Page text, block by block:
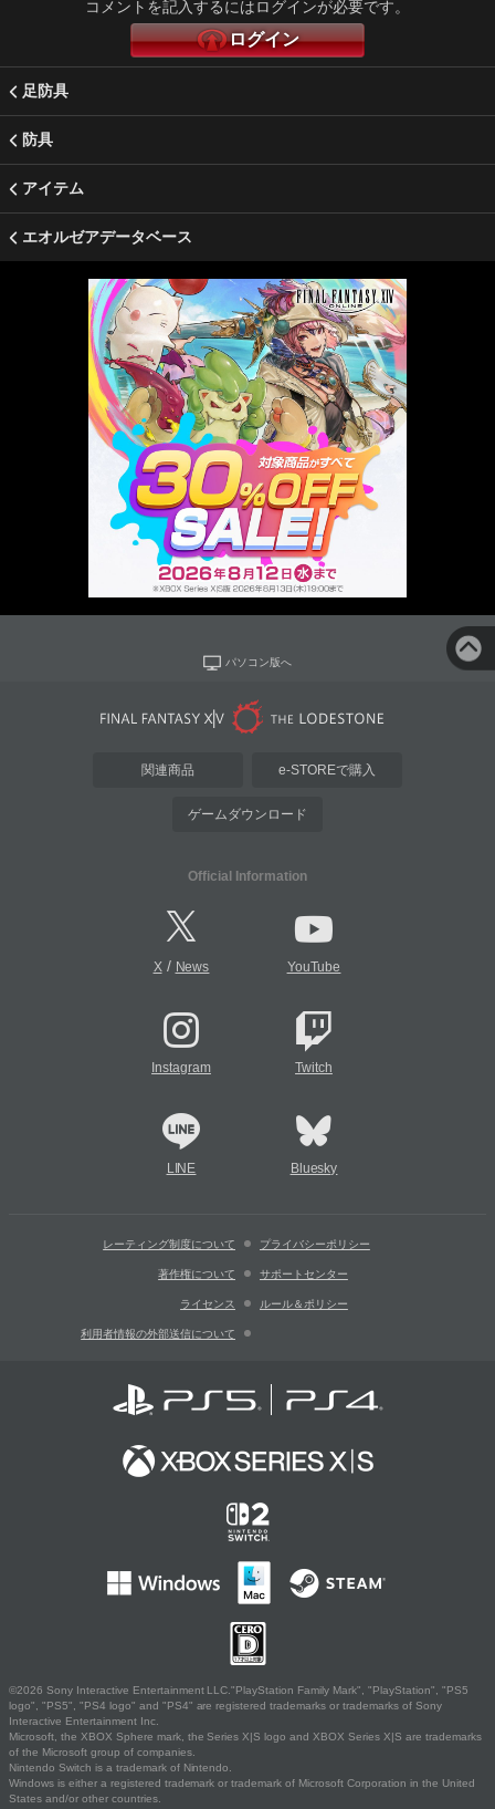
コメントを記入するにはログインが必要です。
ログイン
足防具
防具
アイテム
エオルゼアデータベース
パソコン版へ
関連商品 e-STOREで購入
ゲームダウンロード
Official Information
X/ News YouTube
Instagram Twitch
LINE Bluesky
レーティング制度について プライバシーポリシー
著作権について サポートセンター
ライセンス ルール＆ポリシー
利用者情報の外部送信について
©2026 Sony Interactive Entertainment LLC."PlayStation Family Mark", "PlayStation", "PS5
logo", "PS5", "PS4 logo" and "PS4" are registered trademarks or trademarks of Sony
Interactive Entertainment Inc.
Microsoft, the XBOX Sphere mark, the Series X|S logo and XBOX Series X|S are trademarks
of the Microsoft group of companies.
Nintendo Switch is a trademark of Nintendo.
Windows is either a registered trademark or trademark of Microsoft Corporation in the United
States and/or other countries.